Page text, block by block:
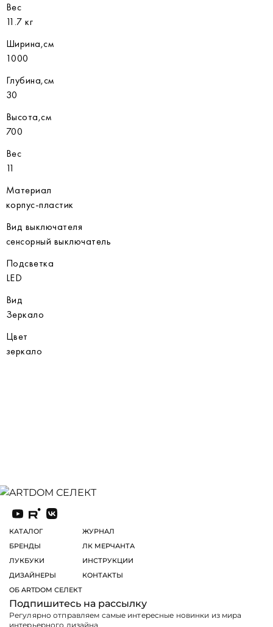
Вес
11.7 кг
Ширина,см
1000
Глубина,см
30
Высота,см
700
Вес
11
Материал
корпус-пластик
Вид выключателя
сенсорный выключатель
Подсветка
LED
Вид
Зеркало
Цвет
зеркало
КАТАЛОГ
БРЕНДЫ
ЛУКБУКИ
ДИЗАЙНЕРЫ
ОБ ARTDOM СЕЛЕКТ
ЖУРНАЛ
ЛК МЕРЧАНТА
ИНСТРУКЦИИ
КОНТАКТЫ
Подпишитесь на рассылку
Регулярно отправляем самые интересные новинки из мира
интерьерного дизайна